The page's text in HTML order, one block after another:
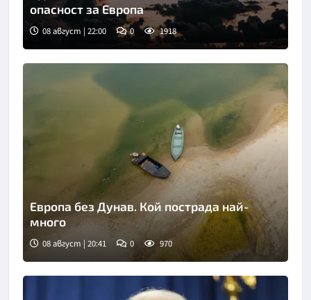
опасност за Европа
08 август | 22:00 0 1918
Европа без Дунав. Кой пострада най-
много
08 август | 20:41 0 970